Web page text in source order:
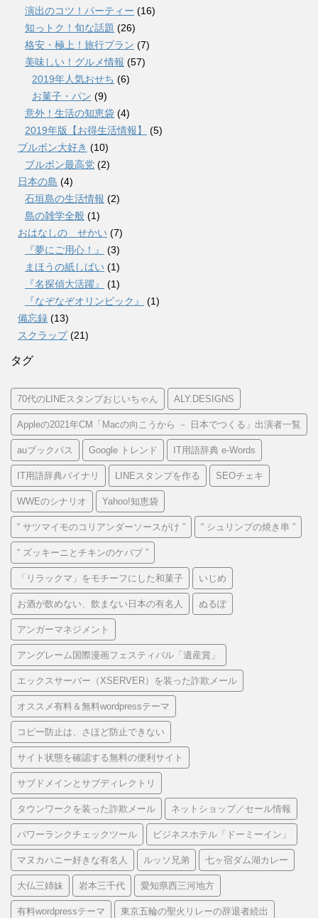
演出のコツ！パーティー (16)
知っトク！旬な話題 (26)
格安・極上！旅行プラン (7)
美味しい！グルメ情報 (57)
2019年人気おせち (6)
お菓子・パン (9)
意外！生活の知恵袋 (4)
2019年版【お得生活情報】
(5)
ブルボン大好き (10)
ブルボン最高党 (2)
日本の島 (4)
石垣島の生活情報 (2)
島の雑学全般 (1)
おはなしの せかい (7)
『夢にご用心！』
(3)
まほうの紙しばい (1)
『名探偵大活躍』
(1)
『なぞなぞオリンピック』
(1)
備忘録 (13)
スクラップ(21)
タグ
70代のLINEスタンプおじいちゃん ALY.DESIGNS
Appleの2021年CM「Macの向こうから － 日本でつくる」出演者一覧
auブックパス Google トレンド IT用語辞典 e-Words
IT用語辞典バイナリ LINEスタンプを作る SEOチェキ
WWEのシナリオ Yahoo!知恵袋
“ サツマイモのコリアンダーソースがけ ” “ シュリンプの焼き串 ”
“ ズッキーニとチキンのケバブ ”
「リラックマ」をモチーフにした和菓子 いじめ
お酒が飲めない、飲まない日本の有名人 ぬるぽ
アンガーマネジメント
アングレーム国際漫画フェスティバル「遺産賞」
エックスサーバー（XSERVER）を装った詐欺メール
オススメ有料＆無料wordpressテーマ
コピー防止は、さほど防止できない
サイト状態を確認する無料の便利サイト
サブドメインとサブディレクトリ
タウンワークを装った詐欺メール ネットショップ／セール情報
パワーランクチェックツール ビジネスホテル「ドーミーイン」
マヌカハニー好きな有名人 ルッソ兄弟 七ヶ宿ダム湖カレー
大仏三姉妹 岩本三千代 愛知県西三河地方
有料wordpressテーマ 東京五輪の聖火リレーの辞退者続出